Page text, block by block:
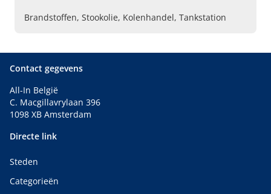
Brandstoffen, Stookolie, Kolenhandel, Tankstation
Contact gegevens
All-In België
C. Macgillavrylaan 396
1098 XB Amsterdam
Directe link
Steden
Categorieën